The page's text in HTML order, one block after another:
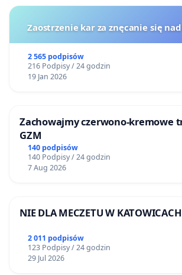
Zaostrzenie kar za znęcanie się
2 565 podpisów
216 Podpisy / 24 godzin
19 Jan 2026
Zachowajmy czerwono-kremowe
GZM
140 podpisów
140 Podpisy / 24 godzin
7 Aug 2026
NIE DLA MECZETU W
2 011 podpisów
123 Podpisy / 24 godzin
29 Jul 2026